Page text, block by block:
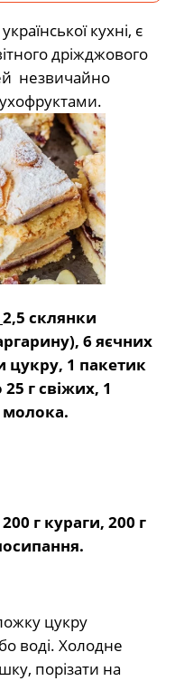
кухні, є
дріжджового
незвичайно
2,5 склянки
6 яєчних
цукру, 1 пакетик
г свіжих, 1
г кураги, 200 г
цукру
воді. Холодне
порізати на